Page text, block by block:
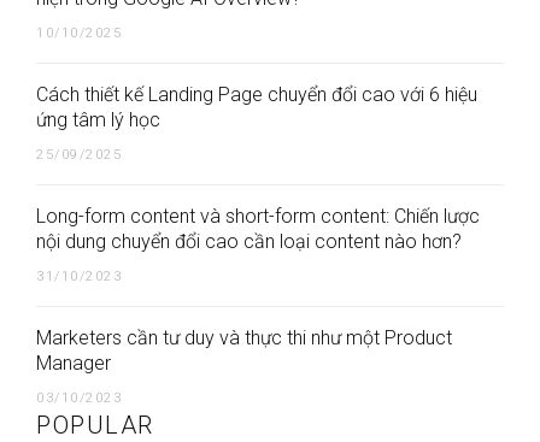
10/10/2025
Cách thiết kế Landing Page chuyển đổi cao với 6 hiệu
ứng tâm lý học
25/09/2025
Long-form content và short-form content: Chiến lược
nội dung chuyển đổi cao cần loại content nào hơn?
31/10/2023
Marketers cần tư duy và thực thi như một Product
Manager
03/10/2023
POPULAR